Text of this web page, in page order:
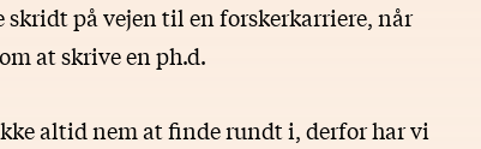
på vejen til en forskerkarriere, når
at skrive en ph.d.
altid nem at finde rundt i, derfor har vi